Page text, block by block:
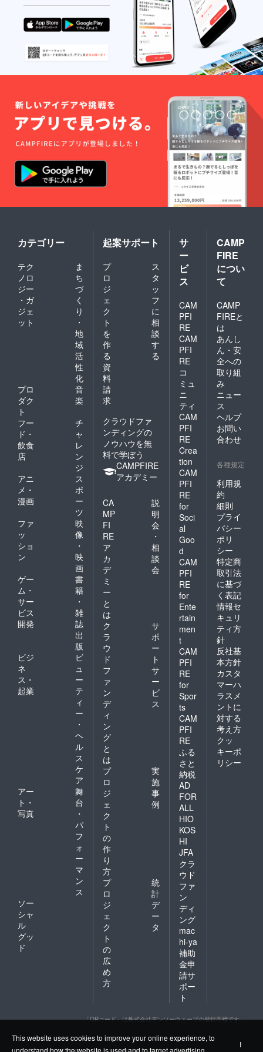
This website uses cookies to improve your online experience, to
understand how the website is used and to target advertising.
I
カテゴリー
テク
ノロ
ジー
・ガ
ジェ
ット
ま
ち
づ
く
り
・
地
域
活
性
化
プロ
ダク
ト
音
楽
フー
ド・
飲食
店
チ
ャ
レ
ン
ジ
アニ
メ・
漫画
ス
ポ
ー
ツ
ファ
ッ
ショ
ン
映
像
・
映
画
ゲー
ム・
サー
ビス
開発
書
籍
・
雑
誌
出
版
ビジ
ネ
ス・
起業
ビ
ュ
ー
テ
ィ
ー
・
ヘ
ル
ス
ケ
ア
アー
ト・
写真
舞
台
・
パ
フ
ォ
ー
マ
ン
ス
ソー
シャ
ル
グッ
ド
起案サポート
プ
ロ
ジ
ェ
ク
ト
を
作
る
ス
タ
ッ
フ
に
相
談
す
る
資
料
請
求
クラウドファ
ンディングの
ノウハウを無
料で学ぼう
CAMPFIRE
アカデミー
CA
MP
FI
RE
ア
カ
デ
ミ
ー
と
は
説
明
会
・
相
談
会
ク
ラ
ウ
ド
フ
ァ
ン
デ
ィ
ン
グ
と
は
サ
ポ
ー
ト
サ
ー
ビ
ス
プ
ロ
ジ
ェ
ク
ト
の
作
り
方
実
施
事
例
プ
ロ
ジ
ェ
ク
ト
の
広
め
方
統
計
デ
ー
タ
サ
ー
ビ
ス
CAM
PFI
RE
CAM
PFI
RE
コ
ミュ
ニ
ティ
CAM
PFI
RE
Crea
tion
CAM
PFI
RE
for
Soci
al
Goo
d
CAM
PFI
RE
for
Ente
rtain
men
t
CAM
PFI
RE
for
Spor
ts
CAM
PFI
RE
ふる
さと
納税
AD
FOR
ALL
HIO
KOS
HI
JFA
クラ
ウド
ファ
ン
ディ
ング
mac
hi-ya
補助
金申
請サ
ポー
ト
CAMP
FIRE
につい
て
CAMP
FIREと
は
あんし
ん・安
全への
取り組
み
ニュー
ス
ヘルプ
お問い
合わせ
各種規定
利用規
約
細則
プライ
バシー
ポリ
シー
特定商
取引法
に基づ
く表記
情報セ
キュリ
ティ方
針
反社基
本方針
カスタ
マーハ
ラスメ
ントに
対する
考え方
クッ
キーポ
リシー
「QRコード」は株式会社デンソーウェーブの登録商標です。